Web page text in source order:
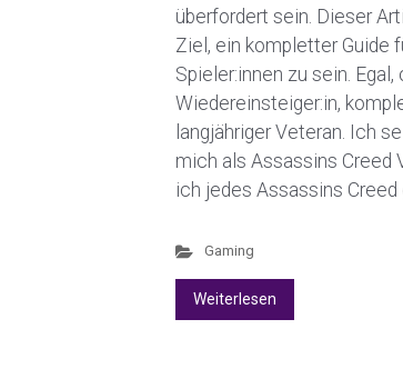
überfordert sein. Dieser
Ziel, ein kompletter Guide
Spieler:innen zu sein. Egal,
Wiedereinsteiger:in,
langjähriger Veteran. Ich
mich als Assassins Creed
ich jedes Assassins Creed
Gaming
Weiterlesen